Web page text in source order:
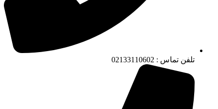
تلفن تماس : 02133110602